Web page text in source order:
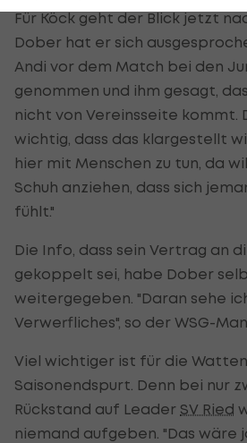
Für Köck geht der Blick jetzt
Dober hat er sich
Andi vor dem Match bei den
genommen und ihm gesagt,
nicht von Vereinsseite kommt.
wichtig, dass das klargestellt
hier mit Menschen zu tun, da
Schuh anziehen, dass sich
fühlt."
Die Info, dass sein Vertrag an
gekoppelt sei, habe Dober
weitergegeben. "Daran sehe
Verwerfliches", so der WSG-
Viel wichtiger ist für die
Saisonendspurt. Denn bei nur
Rückstand auf Leader SV Ried
niemand aufgeben. "Das wäre